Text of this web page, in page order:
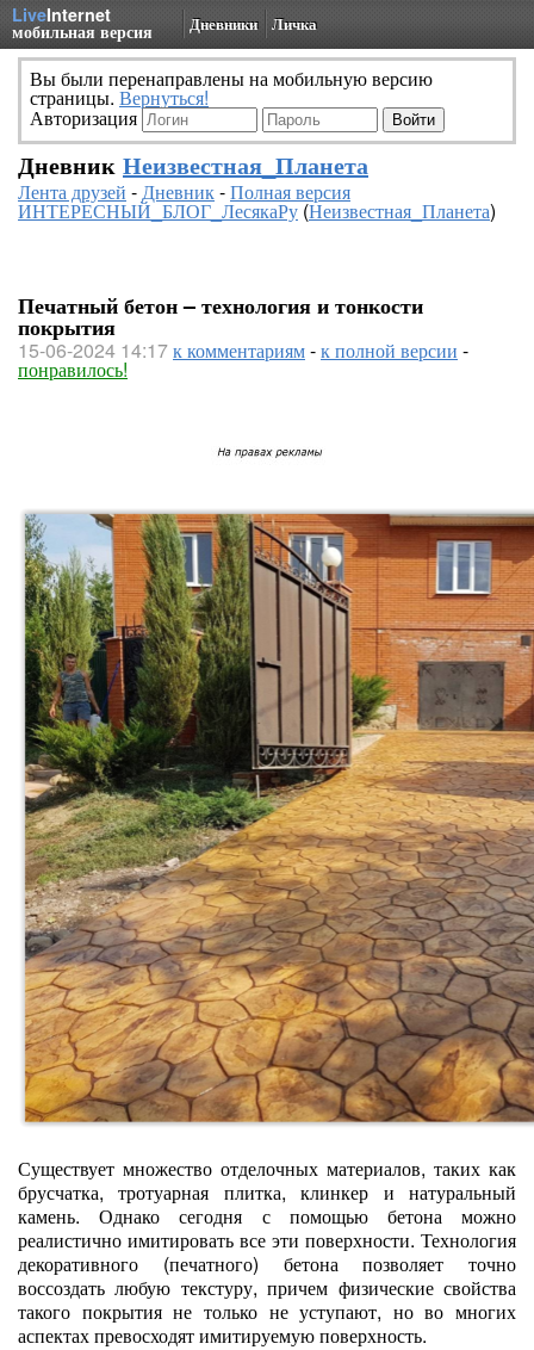
LiveInternet
мобильная версия Дневники Личка
Вы были перенаправлены на мобильную версию
страницы. Вернуться!
Авторизация
Дневник Неизвестная_Планета
Лента друзей -Дневник-Полная версия
ИНТЕРЕСНЫЙ_БЛОГ_ЛесякаРу(Неизвестная_Планета)
Печатный бетон – технология и тонкости
покрытия
15-06-2024 14:17к комментариям-к полной версии -
понравилось!
Существует множество отделочных материалов, таких как
брусчатка, тротуарная плитка, клинкер и натуральный
камень. Однако сегодня с помощью бетона можно
реалистично имитировать все эти поверхности. Технология
декоративного (печатного) бетона позволяет точно
воссоздать любую текстуру, причем физические свойства
такого покрытия не только не уступают, но во многих
аспектах превосходят имитируемую поверхность.